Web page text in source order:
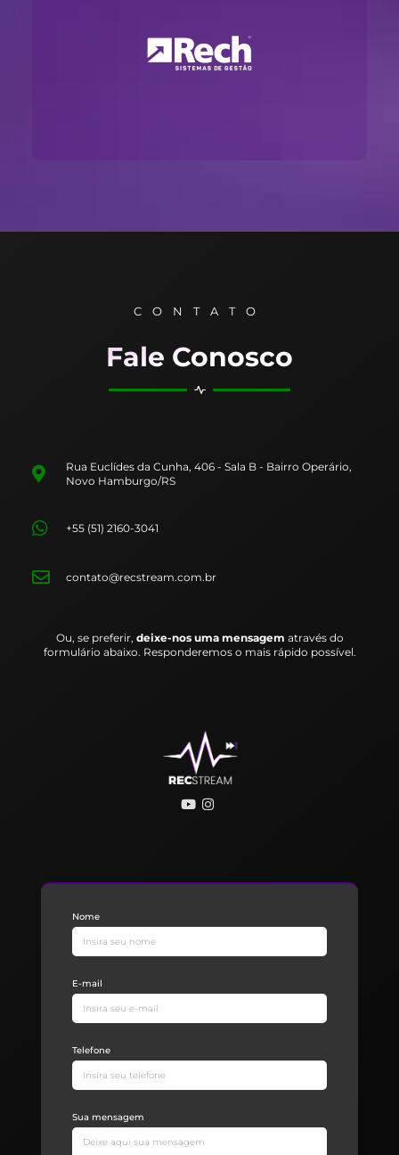
CONTATO
Fale Conosco
Rua Euclídes da Cunha, 406 - Sala B - Bairro Operário,
Novo Hamburgo/RS
+55 (51) 2160-3041
contato@recstream.com.br
Ou, se preferir, deixe-nos uma mensagem através do
formulário abaixo. Responderemos o mais rápido possível.
Nome
E-mail
Telefone
Sua mensagem